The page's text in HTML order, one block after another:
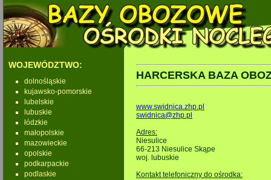
WOJEWÓDZTWO:
dolnośląskie
kujawsko-pomorskie
lubelskie
lubuskie
łódzkie
małopolskie
mazowieckie
opolskie
podkarpackie
podlaskie
HARCERSKA BAZA
www.swidnica.zhp.pl
swidnica@zhp.pl
Adres:
Niesulice
66-213 Niesulice Skąpe
woj. lubuskie
Kontakt telefoniczny do ośrodka: